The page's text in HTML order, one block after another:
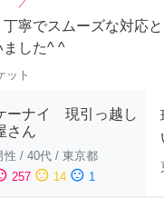
寧でスムーズな対応
ました^ ^
ット
ーナイ 現引っ越し
さん
性 / 40代 / 東京都
257 sentiment_neutral 14 sentiment_dissatisfied 1